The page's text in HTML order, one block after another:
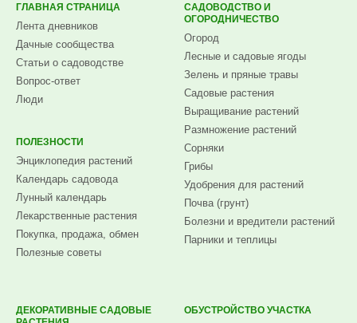
ГЛАВНАЯ СТРАНИЦА
Лента дневников
Дачные сообщества
Статьи о садоводстве
Вопрос-ответ
Люди
ПОЛЕЗНОСТИ
Энциклопедия растений
Календарь садовода
Лунный календарь
Лекарственные растения
Покупка, продажа, обмен
Полезные советы
САДОВОДСТВО И
ОГОРОДНИЧЕСТВО
Огород
Лесные и садовые ягоды
Зелень и пряные травы
Садовые растения
Выращивание растений
Размножение растений
Сорняки
Грибы
Удобрения для растений
Почва (грунт)
Болезни и вредители растений
Парники и теплицы
ДЕКОРАТИВНЫЕ САДОВЫЕ
ОБУСТРОЙСТВО УЧАСТКА